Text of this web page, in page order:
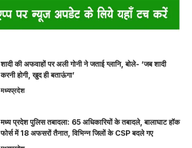
शादी की अफवाहों पर अली गोनी ने जताई ग्लानि, बोले- ‘जब शादी
करनी होगी, खुद ही बताऊंगा’
मध्यप्रदेश
मध्य प्रदेश पुलिस तबादला: 65 अधिकारियों के तबादले, बालाघाट हॉक
फोर्स में 18 अफसरों तैनात, विभिन्न जिलों के CSP बदले गए